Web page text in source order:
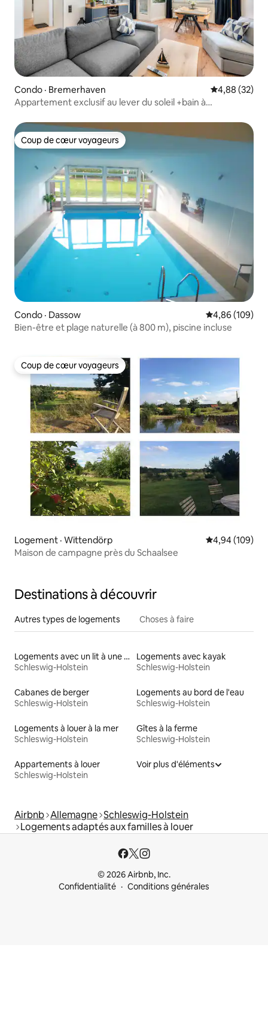
Condo · Bremerhaven Note
4,88 (32)
Appartement exclusif au lever du soleil +bain à
Coup de cœur voyageurs
Coup de cœur voyageurs
Condo · Dassow Note
4,86 (109)
Bien-être et plage naturelle (à 800 m), piscine incluse
Coup de cœur voyageurs
Coup de cœur voyageurs
Logement · Wittendörp Note
4,94 (109)
Maison de campagne près du Schaalsee
Destinations à découvrir
Autres types de logements Choses à faire
Logements avec un lit à une hauteur accessible
Schleswig-Holstein
Logements avec kayak
Schleswig-Holstein
Cabanes de berger
Schleswig-Holstein
Logements au bord de l'eau
Schleswig-Holstein
Logements à louer à la mer
Schleswig-Holstein
Gîtes à la ferme
Schleswig-Holstein
Appartements à louer
Schleswig-Holstein
Voir plus d'éléments
Airbnb Allemagne Schleswig-Holstein
Logements adaptés aux familles à louer
© 2026 Airbnb, Inc.
Confidentialité
Conditions générales